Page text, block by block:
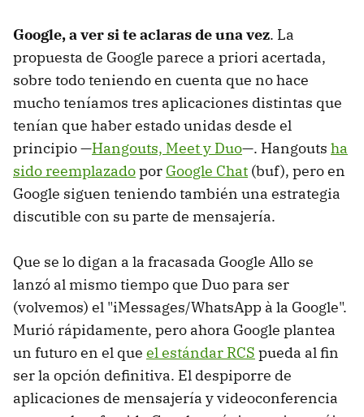
Google, a ver si te aclaras de una vez. La
propuesta de Google parece a priori acertada,
sobre todo teniendo en cuenta que no hace
mucho teníamos tres aplicaciones distintas que
tenían que haber estado unidas desde el
principio —Hangouts, Meet y Duo—. Hangouts ha
sido reemplazadopor Google Chat (buf), pero en
Google siguen teniendo también una estrategia
discutible con su parte de mensajería.
Que se lo digan a la fracasada Google Allo se
lanzó al mismo tiempo que Duo para ser
(volvemos) el "iMessages/WhatsApp à la Google".
Murió rápidamente, pero ahora Google plantea
un futuro en el que el estándar RCS pueda al fin
ser la opción definitiva. El despiporre de
aplicaciones de mensajería y videoconferencia